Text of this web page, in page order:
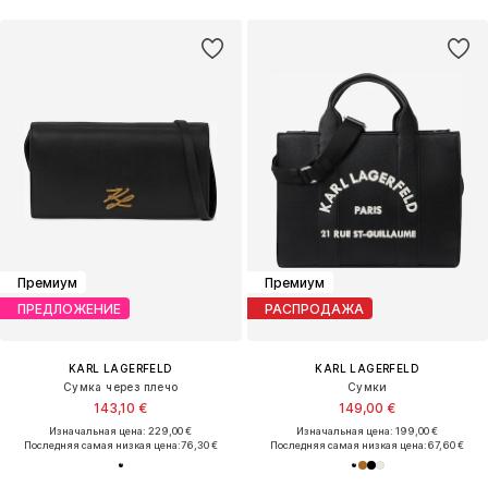
Премиум
ПРЕДЛОЖЕНИЕ
KARL LAGERFELD
Сумка через плечо
143,10 €
Изначальная цена: 229,00 €
Последняя самая низкая цена:76,30 €
Премиум
РАСПРОДАЖА
KARL LAGERFELD
Сумки
149,00 €
Изначальная цена: 199,00 €
Последняя самая низкая цена:67,60 €